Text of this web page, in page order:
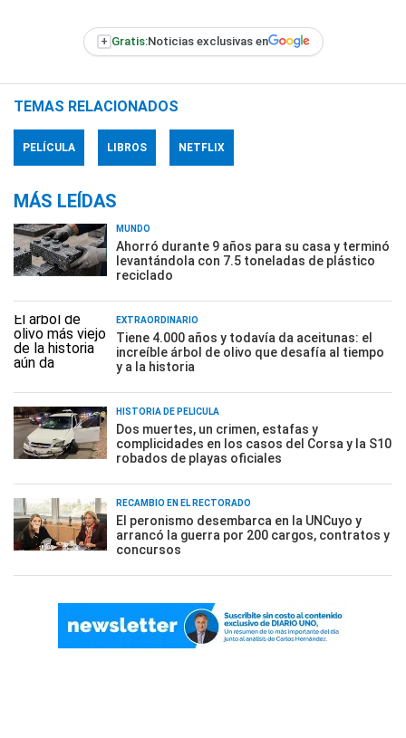
+ Gratis:Noticias exclusivas en
TEMAS RELACIONADOS
PELÍCULA LIBROS NETFLIX
MÁS LEÍDAS
MUNDO
Ahorró durante 9 años para su casa y terminó
levantándola con 7.5 toneladas de plástico
reciclado
EXTRAORDINARIO
Tiene 4.000 años y todavía da aceitunas: el
increíble árbol de olivo que desafía al tiempo
y a la historia
HISTORIA DE PELÍCULA
Dos muertes, un crimen, estafas y
complicidades en los casos del Corsa y la S10
robados de playas oficiales
RECAMBIO EN EL RECTORADO
El peronismo desembarca en la UNCuyo y
arrancó la guerra por 200 cargos, contratos y
concursos